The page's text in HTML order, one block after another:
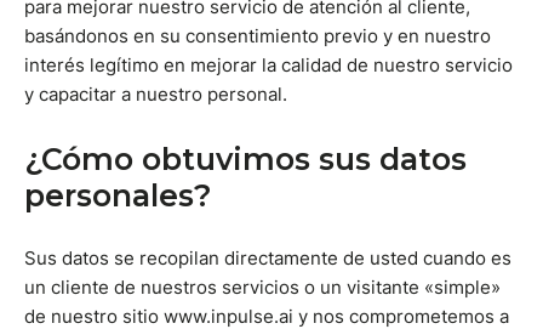
para mejorar nuestro servicio de atención al cliente,
basándonos en su consentimiento previo y en nuestro
interés legítimo en mejorar la calidad de nuestro servicio
y capacitar a nuestro personal.
¿Cómo obtuvimos sus datos
personales?
Sus datos se recopilan directamente de usted cuando es
un cliente de nuestros servicios o un visitante «simple»
de nuestro sitio www.inpulse.ai y nos comprometemos a